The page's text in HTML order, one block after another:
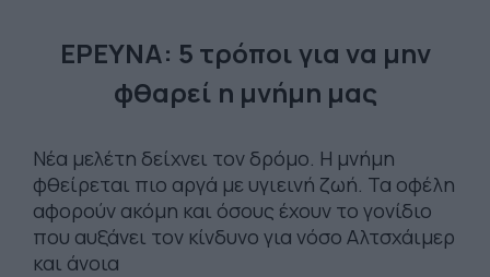
ΕΡΕΥΝΑ: 5 τρόποι για να μην
φθαρεί η μνήμη μας
Νέα μελέτη δείχνει τον δρόμο. Η μνήμη
φθείρεται πιο αργά με υγιεινή ζωή. Τα οφέλη
αφορούν ακόμη και όσους έχουν το γονίδιο
που αυξάνει τον κίνδυνο για νόσο Αλτσχάιμερ
και άνοια